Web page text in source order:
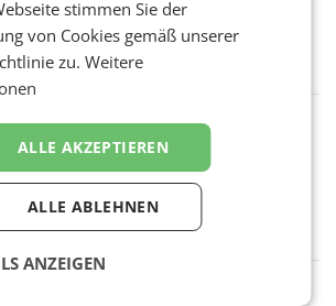
sensible Berichterstattung
WIEN Der Presserat fordert Medienvertreter
auf, im U-Ausschuss zu den
rund um das Ableben des Ex-
Sektionschefs im Justizministerium, Christian
MARKETING & MEDIA
Stiftungsrat Lederer wehrt sich in
SN gegen Vorwürfe
Mehrere Themen beschäftigen derzeit den
ORF. Am Dienstag soll im Stiftungsrat über
vom neuen ORF-Chef Clemens Pig
abgestimmt werden.
stimmen Sie der
von Cookies gemäß unserer
zu.Weitere
ALLE AKZEPTIEREN
ALLE ABLEHNEN
ANZEIGEN